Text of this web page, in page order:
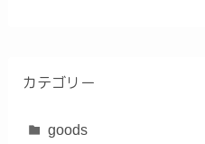
カテゴリー
goods